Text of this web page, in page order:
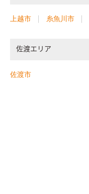
上越市 糸魚川市
佐渡エリア
佐渡市